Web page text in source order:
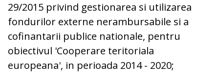
29/2015 privind gestionarea si utilizarea
fondurilor externe nerambursabile si a
cofinantarii publice nationale, pentru
obiectivul 'Cooperare teritoriala
europeana', in perioada 2014 - 2020;